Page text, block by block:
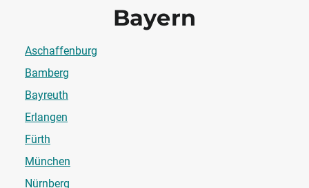
Bayern
Aschaffenburg
Bamberg
Bayreuth
Erlangen
Fürth
München
Nürnberg